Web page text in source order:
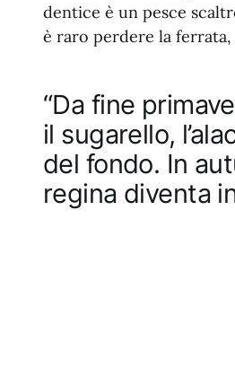
dentice è un pesce
è raro perdere la ferrata,
“Da fine
il sugarello,
del fondo. In
regina diventa